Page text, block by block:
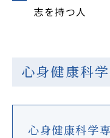
志を持つ人
心身健康科
心身健康科学